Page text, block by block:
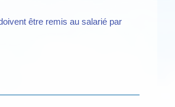
être remis au salarié par